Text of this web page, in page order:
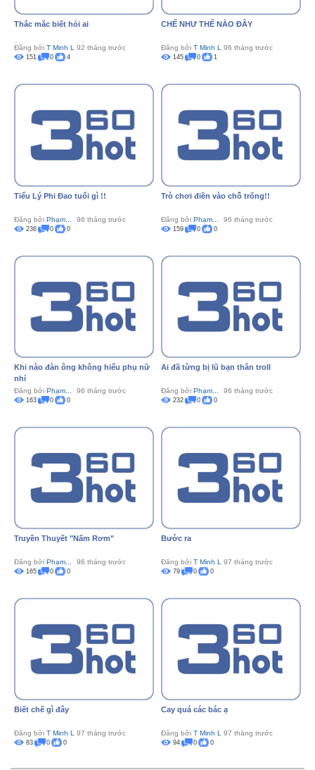
Thắc mắc biết hỏi ai
Đăng bởi T Minh L 92 tháng trước
151 0 4
CHẾ NHƯ THẾ NÀO ĐÂY
Đăng bởi T Minh L 96 tháng trước
145 0 1
Tiểu Lý Phi Đao tuổi gì !!
Đăng bởi Phạm... 96 tháng trước
236 0 0
Trò chơi điền vào chỗ trống!!
Đăng bởi Phạm... 96 tháng trước
159 0 0
Khi nào đàn ông không hiểu phụ nữ
nhỉ
Đăng bởi Phạm... 96 tháng trước
163 0 0
Ai đã từng bị lũ bạn thân troll
Đăng bởi Phạm... 96 tháng trước
232 0 0
Truyền Thuyết "Nấm Rơm"
Đăng bởi Phạm... 96 tháng trước
165 0 0
Bước ra
Đăng bởi T Minh L 97 tháng trước
79 0 0
Biết chế gì đây
Đăng bởi T Minh L 97 tháng trước
83 0 0
Cay quá các bác ạ
Đăng bởi T Minh L 97 tháng trước
94 0 0